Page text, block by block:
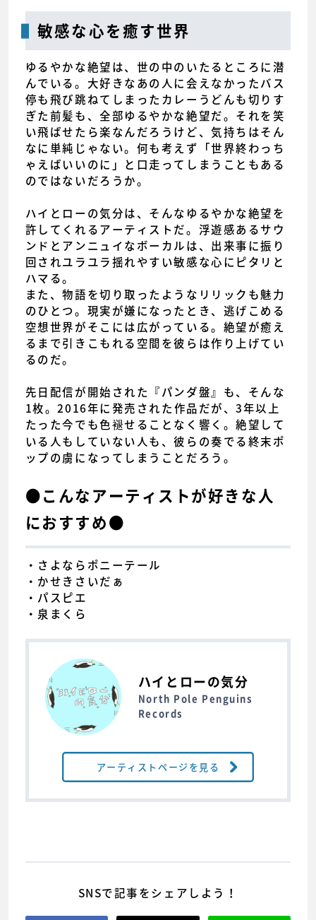
敏感な心を癒す世界
ゆるやかな絶望は、世の中のいたるところに潜
んでいる。大好きなあの人に会えなかったバス
停も飛び跳ねてしまったカレーうどんも切りす
ぎた前髪も、全部ゆるやかな絶望だ。それを笑
い飛ばせたら楽なんだろうけど、気持ちはそん
なに単純じゃない。何も考えず「世界終わっち
ゃえばいいのに」と口走ってしまうこともある
のではないだろうか。
ハイとローの気分は、そんなゆるやかな絶望を
許してくれるアーティストだ。浮遊感あるサウ
ンドとアンニュイなボーカルは、出来事に振り
回されユラユラ揺れやすい敏感な心にピタリと
ハマる。
また、物語を切り取ったようなリリックも魅力
のひとつ。現実が嫌になったとき、逃げこめる
空想世界がそこには広がっている。絶望が癒え
るまで引きこもれる空間を彼らは作り上げてい
るのだ。
先日配信が開始された『パンダ盤』も、そんな
1枚。2016年に発売された作品だが、3年以上
たった今でも色褪せることなく響く。絶望して
いる人もしていない人も、彼らの奏でる終末ポ
ップの虜になってしまうことだろう。
●こんなアーティストが好きな人
におすすめ●
・さよならポニーテール
・かせきさいだぁ
・パスピエ
・泉まくら
ハイとローの気分
North Pole Penguins
Records
アーティストページを見る
SNSで記事をシェアしよう！